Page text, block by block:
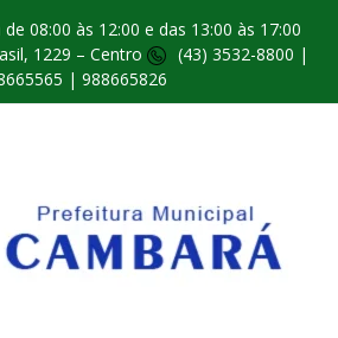
08:00 às 12:00 e das 13:00 às 17:00
1229 – Centro
(43) 3532-8800 |
| 988665826